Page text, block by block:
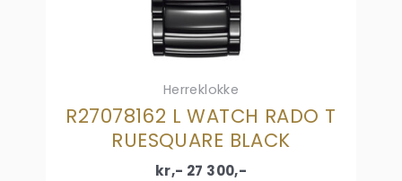
Herreklokke
R27078162 L WATCH RADO T
RUESQUARE BLACK
kr,- 27 300,-